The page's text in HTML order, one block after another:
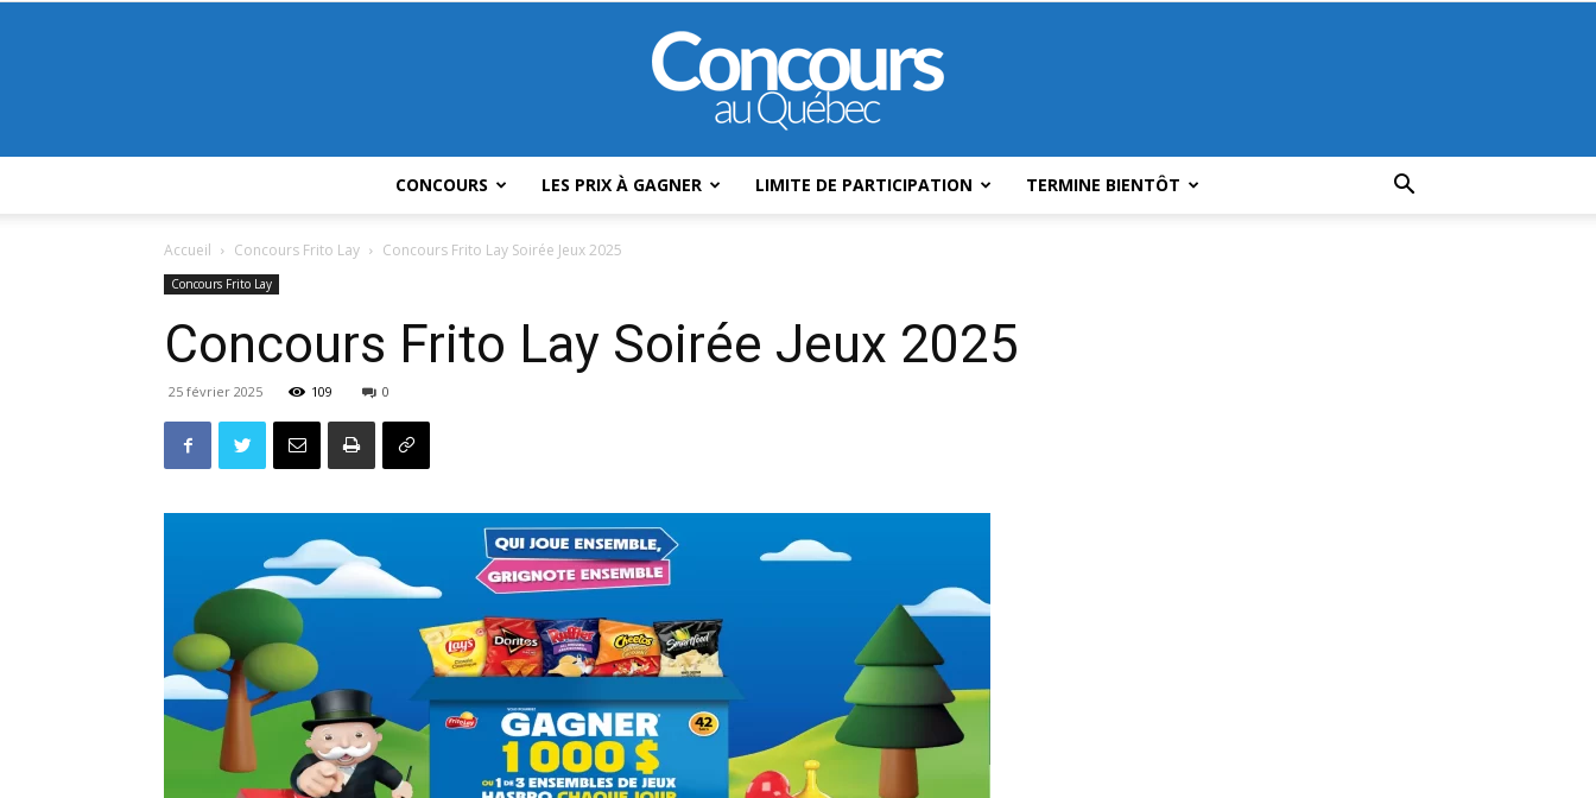
Au
Québec
CONCOURS LES PRIX À GAGNER LIMITE DE PARTICIPATION TERMINE BIENTÔT
Accueil Concours Frito Lay Concours Frito Lay Soirée Jeux 2025
Concours Frito Lay
Concours Frito Lay Soirée Jeux 2025
25 février 2025 109 0